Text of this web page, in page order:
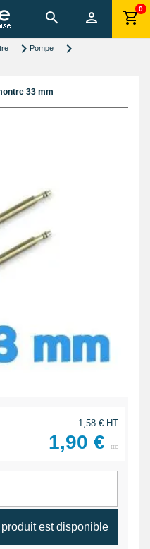
0
Pompe
33 mm
1,58 € HT
1,90 € ttc
est disponible